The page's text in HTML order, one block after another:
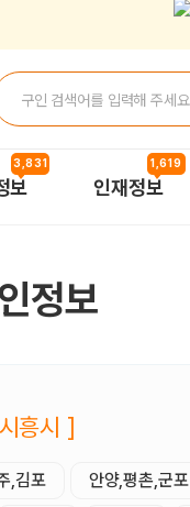
보
3,831
인재정보
1,619
정보
흥시 ]
,김포 안양,평촌,군포